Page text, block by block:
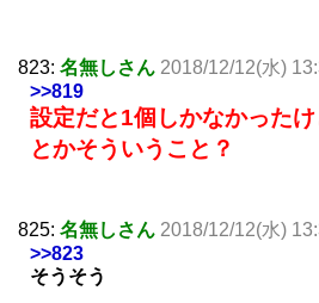
823: 名無しさん 2018/12/12(水)
>>819
設定だと1個しかなかった
とかそういうこと？
825: 名無しさん 2018/12/12(水)
>>823
そうそう